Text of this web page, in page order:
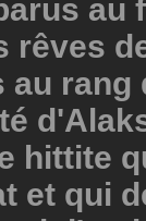
au
rêves
rang
hittite
et qui